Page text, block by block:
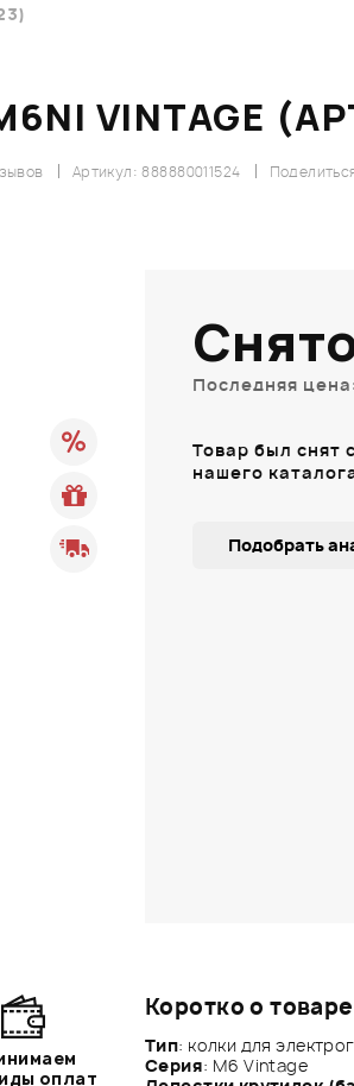
VINTAGE
Артикул: 888880011524
Коротко о
Тип: колки для
Серия: M6 Vintage
Последняя
Товар был снят
нашего
Подобрать
оплат